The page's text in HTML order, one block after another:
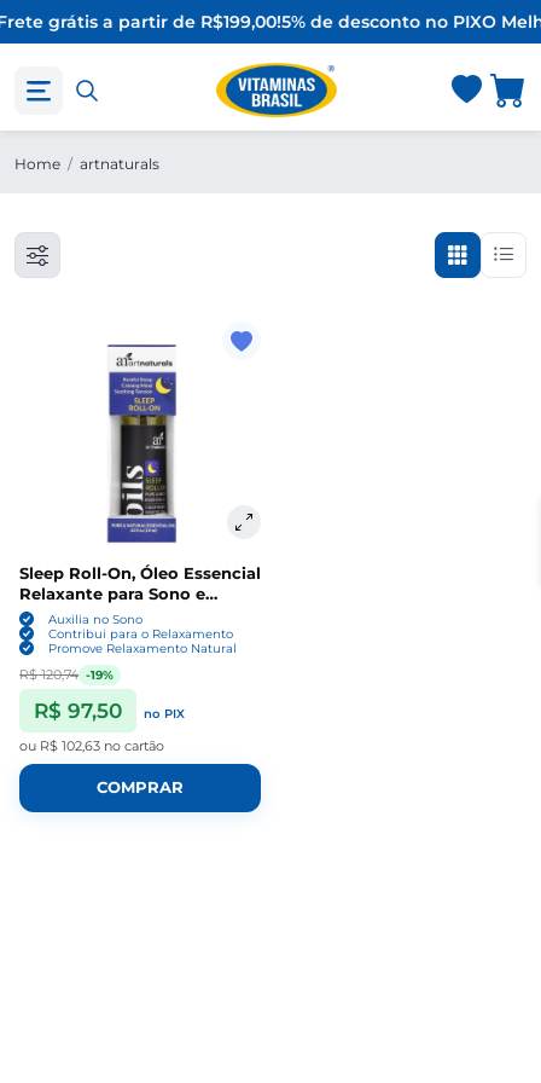
grátis a partir de R$199,00!5% de desconto no PIXO
Home / artnaturals
Sleep Roll-On, Óleo Essencial
Relaxante para Sono e
Calma Mental, 10ml,
artnaturals
Auxilia no Sono
Contribui para o Relaxamento
Promove Relaxamento Natural
R$ 120,74 -19%
R$ 97,50 no PIX
ou R$ 102,63 no cartão
COMPRAR